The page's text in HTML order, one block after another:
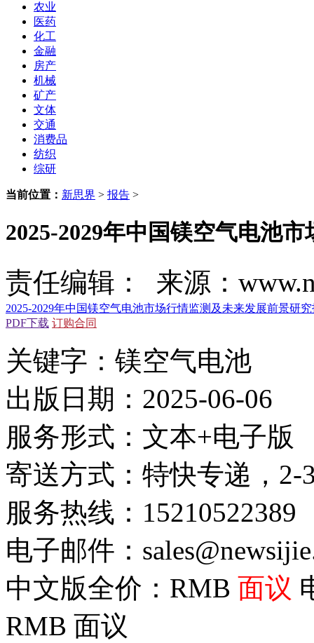
农业
医药
化工
金融
房产
机械
矿产
文体
交通
消费品
纺织
综研
当前位置： 新思界 > 报告 >
2025-2029年中国镁空气电池
责任编辑： 来源：
2025-2029年中国镁空气电池市场行情监测及未来发展前景研
PDF下载 订购合同
关键字：镁空气电池
出版日期：2025-06-06
服务形式：文本+电子版
寄送方式：特快专递，2-
服务热线：15210522389
电子邮件：
中文版全价：RMB 面议
RMB 面议